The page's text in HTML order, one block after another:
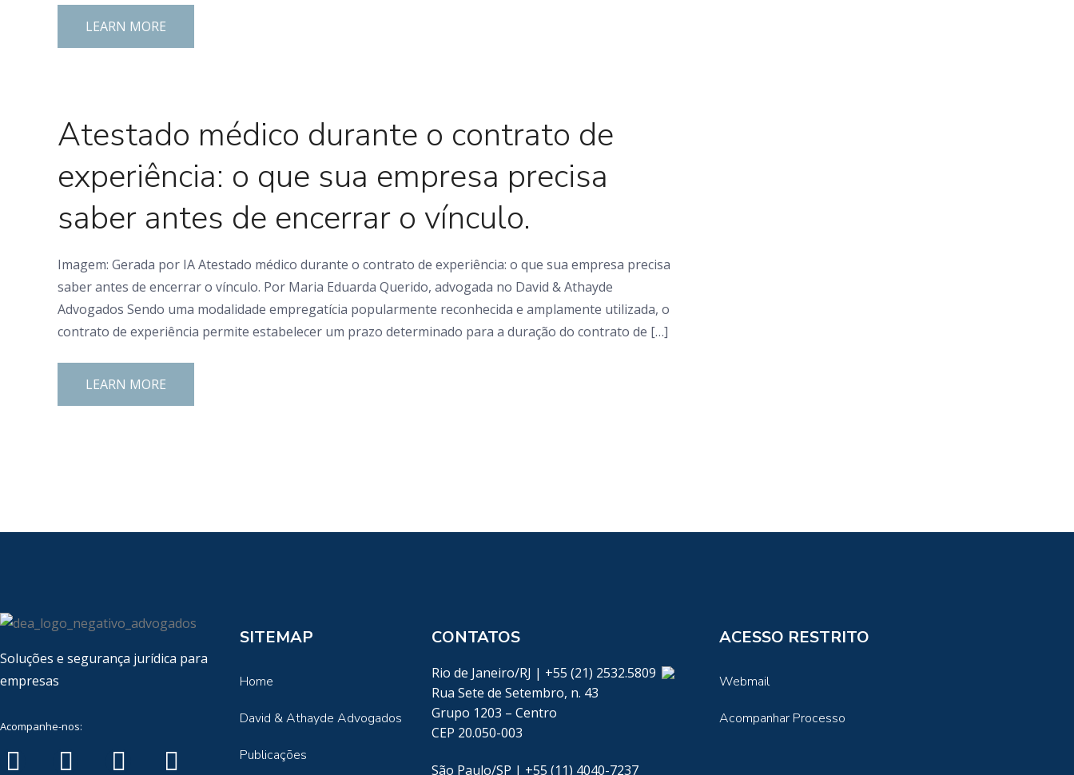
LEARN MORE
Atestado médico durante o contrato de
experiência: o que sua empresa precisa
saber antes de encerrar o vínculo.
Imagem: Gerada por IA Atestado médico durante o contrato de experiência: o que sua empresa precisa
saber antes de encerrar o vínculo. Por Maria Eduarda Querido, advogada no David & Athayde
Advogados Sendo uma modalidade empregatícia popularmente reconhecida e amplamente utilizada, o
contrato de experiência permite estabelecer um prazo determinado para a duração do contrato de […]
LEARN MORE
Soluções e segurança jurídica para
empresas
Acompanhe-nos:
SITEMAP
Home
David & Athayde Advogados
Publicações
CONTATOS
Rio de Janeiro/RJ | +55 (21) 2532.5809
Rua Sete de Setembro, n. 43
Grupo 1203 – Centro
CEP 20.050-003
São Paulo/SP | +55 (11) 4040-7237
ACESSO RESTRITO
Webmail
Acompanhar Processo